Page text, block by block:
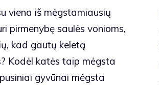
viena iš mėgstamiausių
pirmenybę saulės vonioms,
kad gautų keletą
Kodėl katės taip mėgsta
gyvūnai mėgsta